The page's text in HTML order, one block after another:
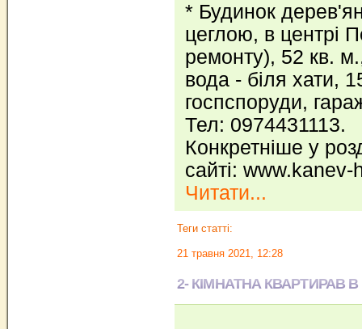
* Будинок
цеглою, в центрі
ремонту), 52 кв.
вода - біля хати,
госпспоруди,
Тел: 0974431113.
Конкретніше у
сайті:
Читати...
Теги статті:
21 травня 2021, 12:28
2- КІМНАТНА КВАРТИРАВ В